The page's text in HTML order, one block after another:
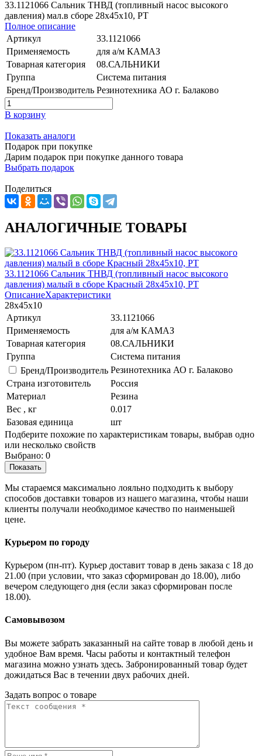
33.1121066 Сальник ТНВД (топливный насос высокого
давления) мал.в сборе 28х45х10, РТ
Полное описание
Артикул
33.1121066
Применяемость
для а/м КАМАЗ
Товарная категория
08.САЛЬНИКИ
Группа
Система питания
Бренд/Производитель Резинотехника АО г. Балаково
В корзину
Показать аналоги
Подарок при покупке
Дарим подарок при покупке данного товара
Выбрать подарок
Поделиться
АНАЛОГИЧНЫЕ ТОВАРЫ
33.1121066 Сальник ТНВД (топливный насос высокого
давления) малый в сборе Красный 28х45х10, РТ
ОписаниеХарактеристики
28х45х10
Артикул
33.1121066
Применяемость
для а/м КАМАЗ
Товарная категория
08.САЛЬНИКИ
Группа
Система питания
Бренд/Производитель Резинотехника АО г. Балаково
Страна изготовитель
Россия
Материал
Резина
Вес , кг
0.017
Базовая единица
шт
Подберите похожие по характеристикам товары, выбрав одно
или несколько свойств
Выбрано: 0
Показать
Мы стараемся максимально лояльно подходить к выбору
способов доставки товаров из нашего магазина, чтобы наши
клиенты получали необходимое качество по наименьшей
цене.
Курьером по городу
Курьером (пн-пт). Курьер доставит товар в день заказа с 18 до
21.00 (при условии, что заказ сформирован до 18.00), либо
вечером следующего дня (если заказ сформирован после
18.00).
Самовывозом
Вы можете забрать заказанный на сайте товар в любой день и
удобное Вам время. Часы работы и контактный телефон
магазина можно узнать здесь. Забронированный товар будет
дожидаться Вас в течении двух рабочих дней.
Задать вопрос о товаре